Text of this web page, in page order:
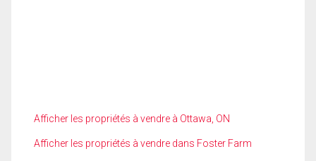
Afficher les propriétés à vendre à Ottawa, ON
Afficher les propriétés à vendre dans Foster Farm